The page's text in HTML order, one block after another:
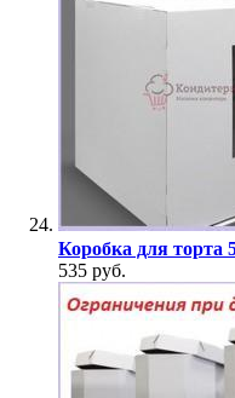
Коробка для торта
535 руб.